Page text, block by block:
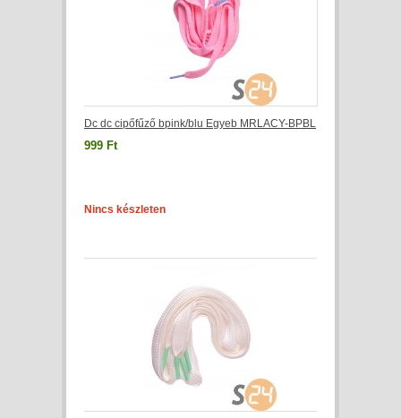
Dc dc cipőfűző bpink/blu Egyeb MRLACY-BPBL
999 Ft
Nincs készleten